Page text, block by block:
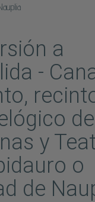
a
-
de
y
o
de